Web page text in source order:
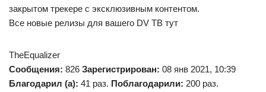
закрытом трекере с эксклюзивным контентом.
Все новые релизы для вашего DV ТВ тут
TheEqualizer
Сообщения: 826 Зарегистрирован: 08 янв 2021, 10:39
Благодарил (а): 41 раз. Поблагодарили: 200 раз.